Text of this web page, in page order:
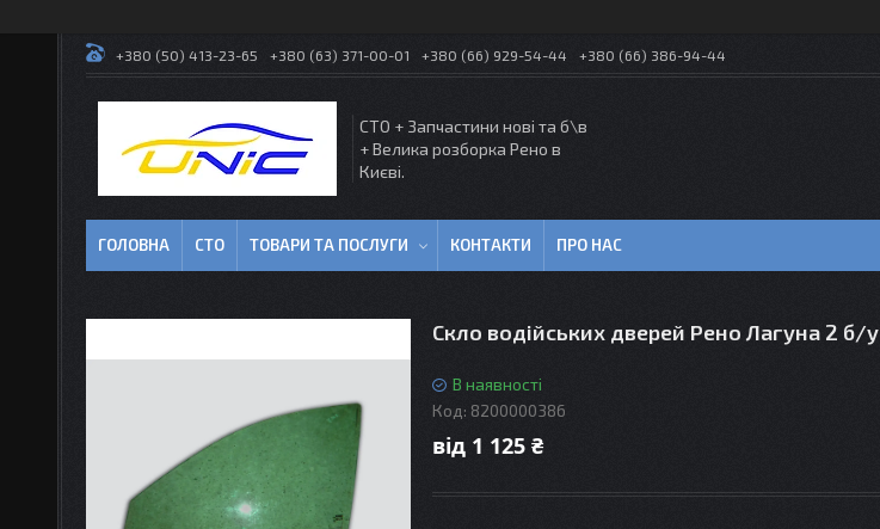
+380 (50) 413-23-65 +380 (63) 371-00-01 +380 (66) 929-54-44 +380 (66) 386-94-44
СТО + Запчастини нові та б\в
+ Велика розборка Рено в
Києві.
ГОЛОВНА СТО ТОВАРИ ТА ПОСЛУГИ КОНТАКТИ ПРО НАС
Скло водійських дверей Рено Лагуна 2 б/у
В наявності
Код: 8200000386
від 1 125 ₴